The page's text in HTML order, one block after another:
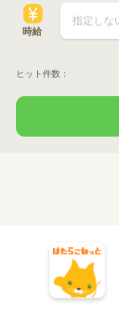
時給
ヒット件数：